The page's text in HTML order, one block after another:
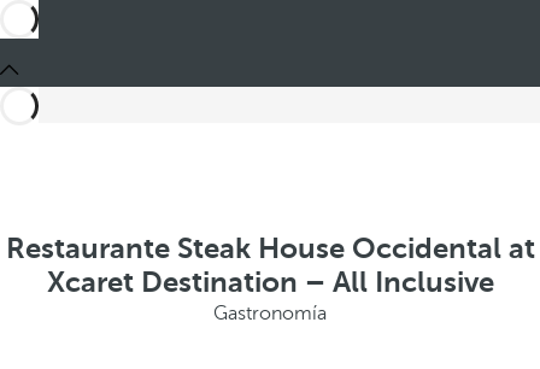
Restaurante Steak House Occidental at
Xcaret Destination – All Inclusive
Gastronomía